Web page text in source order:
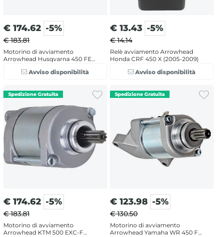
€ 174.62 -5%
€ 183.81
Motorino di avviamento
Arrowhead Husqvarna 450 FE
Avviso disponibilità
€ 13.43 -5%
€ 14.14
Relè avviamento Arrowhead
Honda CRF 450 X (2005-2009)
Avviso disponibilità
€ 174.62 -5%
€ 183.81
Motorino di avviamento
Arrowhead KTM 500 EXC-F
€ 123.98 -5%
€ 130.50
Motorino di avviamento
Arrowhead Yamaha WR 450 F